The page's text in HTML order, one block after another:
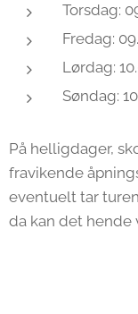
Torsdag:
Fredag:
Lørdag:
Søndag:
På helligdager,
fravikende
eventuelt tar
da kan det hende